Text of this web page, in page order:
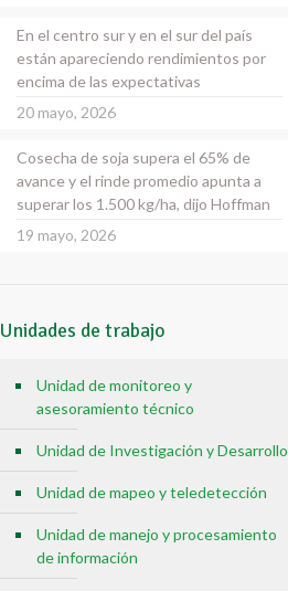
En el centro sur y en el sur del país
están apareciendo rendimientos por
encima de las expectativas
20 mayo, 2026
Cosecha de soja supera el 65% de
avance y el rinde promedio apunta a
superar los 1.500 kg/ha, dijo Hoffman
19 mayo, 2026
Unidades de trabajo
Unidad de monitoreo y
asesoramiento técnico
Unidad de Investigación y Desarrollo
Unidad de mapeo y teledetección
Unidad de manejo y procesamiento
de información